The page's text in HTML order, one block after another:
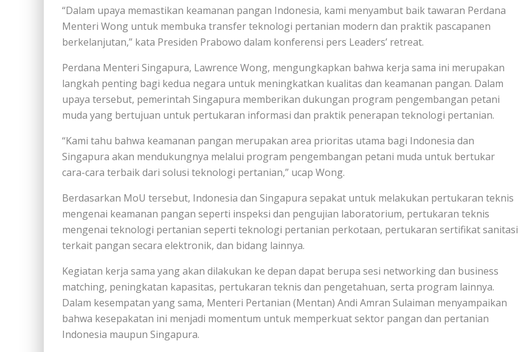
“Dalam upaya memastikan keamanan pangan Indonesia, kami menyambut baik tawaran Perdana
Menteri Wong untuk membuka transfer teknologi pertanian modern dan praktik pascapanen
berkelanjutan,” kata Presiden Prabowo dalam konferensi pers Leaders’ retreat.
Perdana Menteri Singapura, Lawrence Wong, mengungkapkan bahwa kerja sama ini merupakan
langkah penting bagi kedua negara untuk meningkatkan kualitas dan keamanan pangan. Dalam
upaya tersebut, pemerintah Singapura memberikan dukungan program pengembangan petani
muda yang bertujuan untuk pertukaran informasi dan praktik penerapan teknologi pertanian.
“Kami tahu bahwa keamanan pangan merupakan area prioritas utama bagi Indonesia dan
Singapura akan mendukungnya melalui program pengembangan petani muda untuk bertukar
cara-cara terbaik dari solusi teknologi pertanian,” ucap Wong.
Berdasarkan MoU tersebut, Indonesia dan Singapura sepakat untuk melakukan pertukaran teknis
mengenai keamanan pangan seperti inspeksi dan pengujian laboratorium, pertukaran teknis
mengenai teknologi pertanian seperti teknologi pertanian perkotaan, pertukaran sertifikat sanitasi
terkait pangan secara elektronik, dan bidang lainnya.
Kegiatan kerja sama yang akan dilakukan ke depan dapat berupa sesi networking dan business
matching, peningkatan kapasitas, pertukaran teknis dan pengetahuan, serta program lainnya.
Dalam kesempatan yang sama, Menteri Pertanian (Mentan) Andi Amran Sulaiman menyampaikan
bahwa kesepakatan ini menjadi momentum untuk memperkuat sektor pangan dan pertanian
Indonesia maupun Singapura.